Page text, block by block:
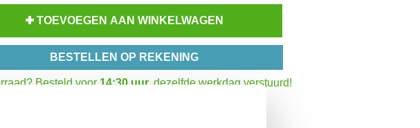
TOEVOEGEN AAN WINKELWAGEN
BESTELLEN OP REKENING
Besteld voor 14:30 uur, dezelfde werkdag verstuurd!